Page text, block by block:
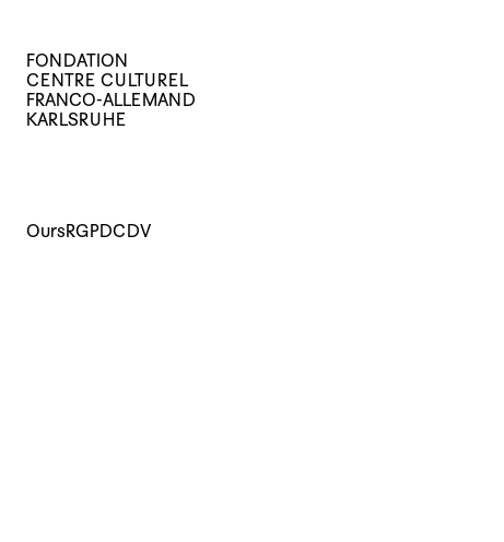
FONDATION
CENTRE CULTUREL
FRANCO-ALLEMAND
KARLSRUHE
OursRGPDCDV